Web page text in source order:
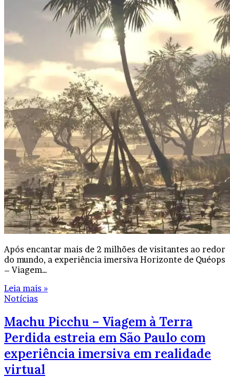
Após encantar mais de 2 milhões de visitantes ao redor
do mundo, a experiência imersiva Horizonte de Quéops
– Viagem…
Leia mais »
Notícias
Machu Picchu – Viagem à Terra
Perdida estreia em São Paulo com
experiência imersiva em realidade
virtual